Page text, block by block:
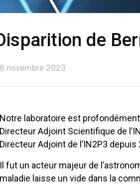
de
novembre 2023
Notre laboratoire est
Directeur Adjoint Scientifique de
Directeur Adjoint de l’IN2P3 depuis
Il fut un acteur majeur de
maladie laisse un vide dans la